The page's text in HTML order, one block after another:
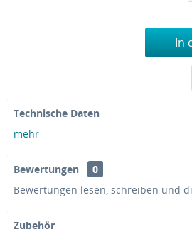
In
Technische Daten
mehr
Bewertungen
0
Bewertungen lesen, schreiben und
Zubehör